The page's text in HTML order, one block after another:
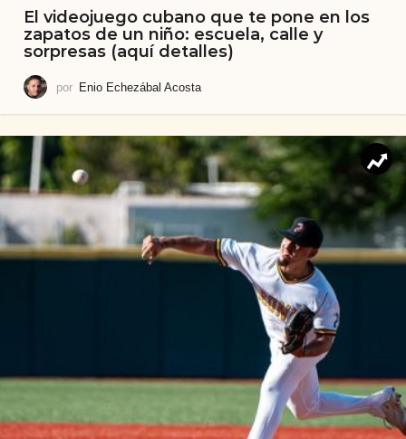
El videojuego cubano que te pone en los
zapatos de un niño: escuela, calle y
sorpresas (aquí detalles)
por Enio Echezábal Acosta